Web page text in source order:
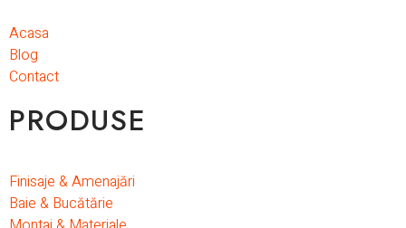
Acasa
Blog
Contact
PRODUSE
Finisaje & Amenajări
Baie & Bucătărie